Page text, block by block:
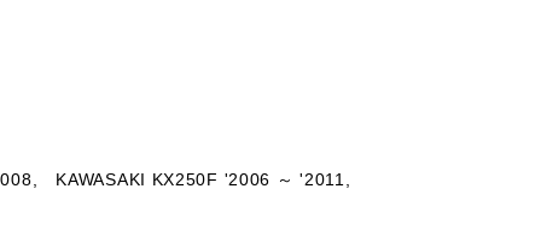
KAWASAKI KX250F '2006 ～ '2011,